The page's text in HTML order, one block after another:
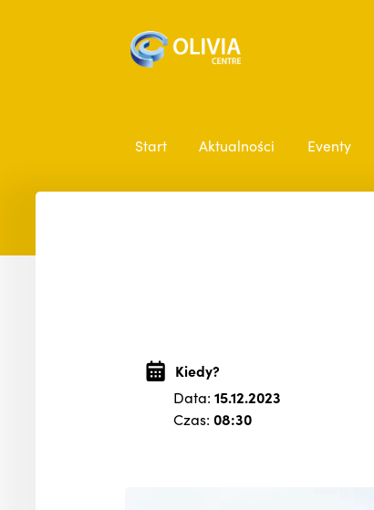
Start Aktualności Eventy
Kiedy?
Data: 15.12.2023
Czas: 08:30